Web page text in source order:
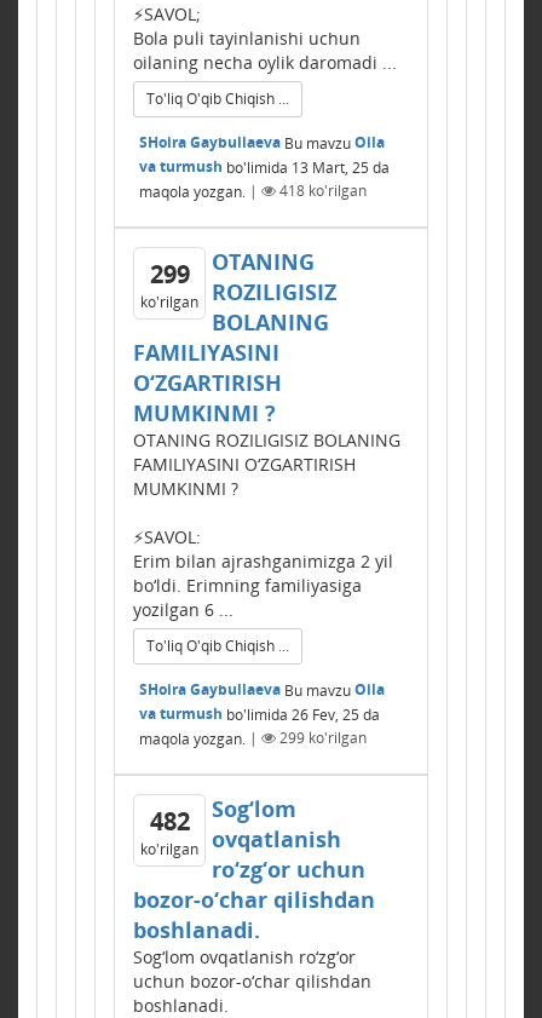
⚡️SAVOL;
Bola puli tayinlanishi uchun
oilaning necha oylik daromadi ...
To'liq O'qib Chiqish ...
SHoira Gaybullaeva Bu mavzuOila
va turmush bo'limida 13 Mart, 25 da
maqola yozgan. | 418 ko'rilgan
299
ko'rilgan
OTANING
ROZILIGISIZ
BOLANING
FAMILIYASINI
O‘ZGARTIRISH
MUMKINMI ?
OTANING ROZILIGISIZ BOLANING
FAMILIYASINI O‘ZGARTIRISH
MUMKINMI ?
⚡️SAVOL:
Erim bilan ajrashganimizga 2 yil
bo‘ldi. Erimning familiyasiga
yozilgan 6 ...
To'liq O'qib Chiqish ...
SHoira Gaybullaeva Bu mavzuOila
va turmush bo'limida 26 Fev, 25 da
maqola yozgan. | 299 ko'rilgan
482
ko'rilgan
Sog‘lom
ovqatlanish
ro‘zg‘or uchun
bozor-o‘char qilishdan
boshlanadi.
Sog‘lom ovqatlanish ro‘zg‘or
uchun bozor-o‘char qilishdan
boshlanadi.